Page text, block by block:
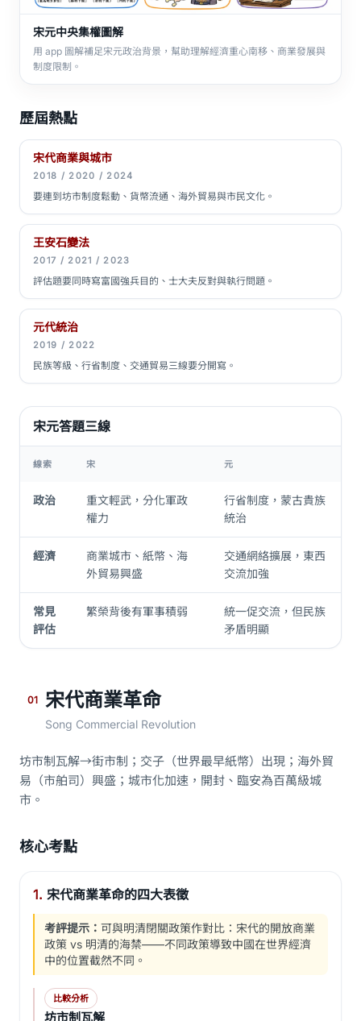
宋元中央集權圖解
用 app 圖解補足宋元政治背景，幫助理解經濟重心南移、商業發展與
制度限制。
歷屆熱點
宋代商業與城市
2018 / 2020 / 2024
要連到坊市制度鬆動、貨幣流通、海外貿易與市民文化。
王安石變法
2017 / 2021 / 2023
評估題要同時寫富國強兵目的、士大夫反對與執行問題。
元代統治
2019 / 2022
民族等級、行省制度、交通貿易三線要分開寫。
宋元答題三線
線索 宋 元
政治
重文輕武，分化軍政
權力
行省制度，蒙古貴族
統治
經濟
商業城市、紙幣、海
外貿易興盛
交通網絡擴展，東西
交流加強
常見
評估
繁榮背後有軍事積弱
統一促交流，但民族
矛盾明顯
01 宋代商業革命
Song Commercial Revolution
坊市制瓦解→街市制；交子（世界最早紙幣）出現；海外貿
易（市舶司）興盛；城市化加速，開封、臨安為百萬級城
市。
核心考點
1. 宋代商業革命的四大表徵
考評提示： 可與明清閉關政策作對比：宋代的開放商業
政策 vs 明清的海禁——不同政策導致中國在世界經濟
中的位置截然不同。
比較分析
坊市制瓦解